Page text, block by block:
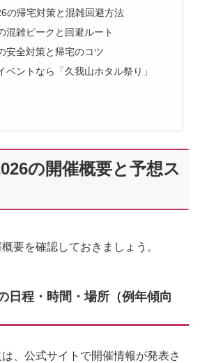
の帰宅対策と混雑回避方法
混雑ピークと回避ルート
安全対策と帰宅のコツ
ベントなら「久我山ホタル祭り」
の開催概要と予想ス
要を確認しておきましょう。
日程・時間・場所（例年傾向
、公式サイトで開催情報が発表さ